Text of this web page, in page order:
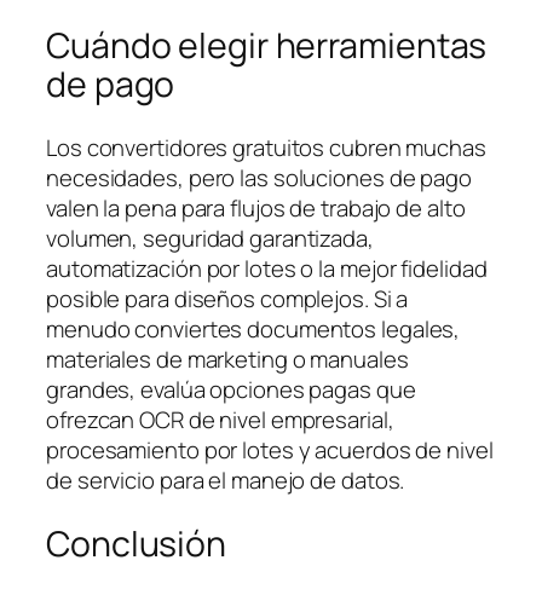
Cuándo elegir herramientas
de pago
Los convertidores gratuitos cubren muchas
necesidades, pero las soluciones de pago
valen la pena para flujos de trabajo de alto
volumen, seguridad garantizada,
automatización por lotes o la mejor fidelidad
posible para diseños complejos. Si a
menudo conviertes documentos legales,
materiales de marketing o manuales
grandes, evalúa opciones pagas que
ofrezcan OCR de nivel empresarial,
procesamiento por lotes y acuerdos de nivel
de servicio para el manejo de datos.
Conclusión